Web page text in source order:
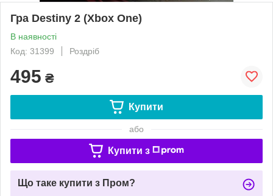
Гра Destiny 2 (Xbox One)
В наявності
Код: 31399
Роздріб
495 ₴
Купити
або
Купити з
Що таке купити з Пром?